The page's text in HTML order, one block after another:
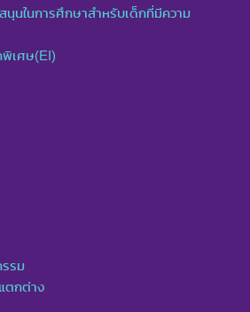
นุนในการศึกษาสำหรับเด็กที่มีความ
พิเศษ(EI)
รม
ตกต่าง